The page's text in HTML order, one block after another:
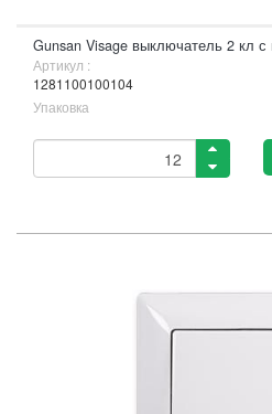
Gunsan Visage выключатель 2 кл
Артикул :
1281100100104
Упаковка